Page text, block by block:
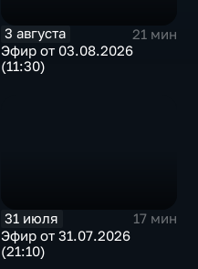
3 августа
21 мин
Эфир от 03.08.2026
(11:30)
31 июля
17 мин
Эфир от 31.07.2026
(21:10)